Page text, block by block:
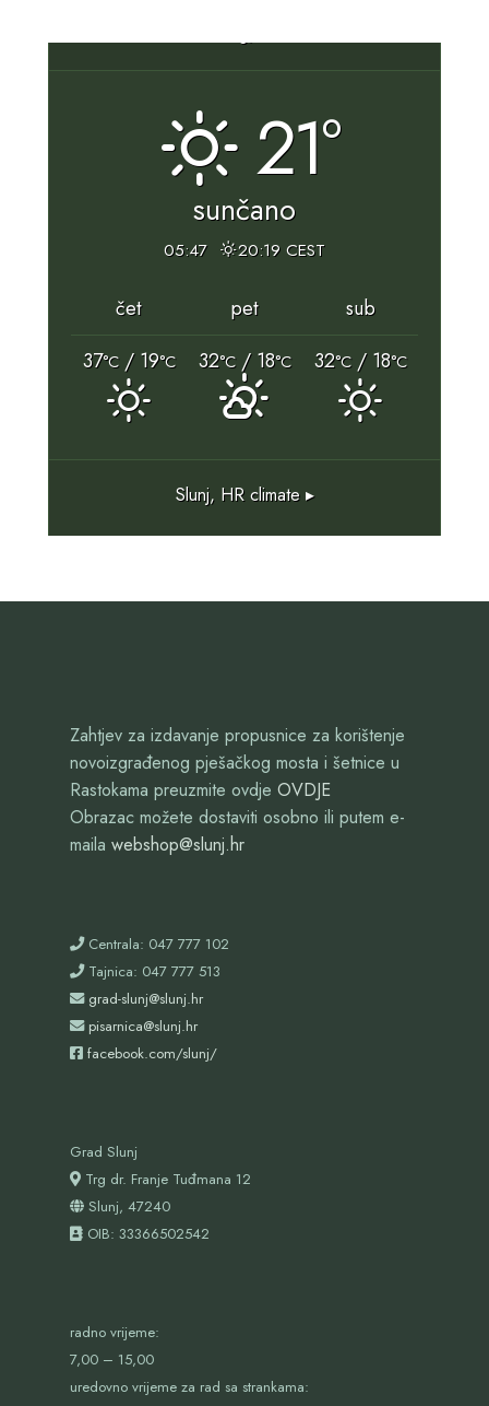
21°
sunčano
05:47 20:19 CEST
čet pet
sub
37°C/ 19°C 32°C/ 18°C 32°C/ 18°C
Slunj, HRclimate ▸
Zahtjev za izdavanje propusnice za korištenje
novoizgrađenog pješačkog mosta i šetnice u
Rastokama preuzmite ovdje OVDJE
Obrazac možete dostaviti osobno ili putem e-
maila webshop@slunj.hr
Centrala: 047 777 102
Tajnica: 047 777 513
grad-slunj@slunj.hr
pisarnica@slunj.hr
facebook.com/slunj/
Grad Slunj
Trg dr. Franje Tuđmana 12
Slunj, 47240
OIB: 33366502542
radno vrijeme:
7,00 – 15,00
uredovno vrijeme za rad sa strankama: